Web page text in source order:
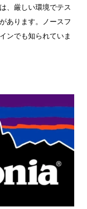
、厳しい環境でテス
あります。ノースフ
ンでも知られていま